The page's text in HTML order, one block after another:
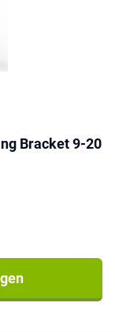
Bracket 9-20